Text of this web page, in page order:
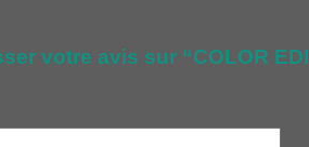
votre avis sur “COLOR